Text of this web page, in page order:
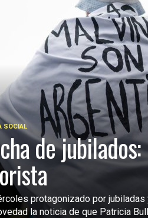
SOCIAL
de
protagonizado por jubiladas
la noticia de que Patricia